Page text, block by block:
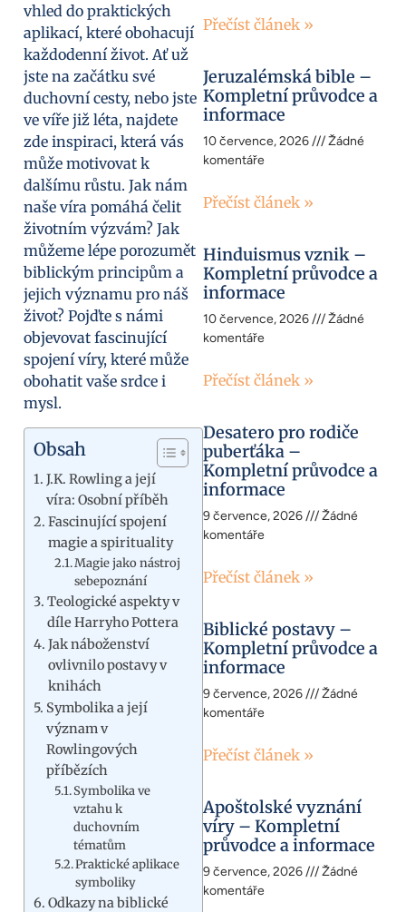
vhled do praktických
aplikací, které obohacují
každodenní život. Ať už
jste na začátku své
duchovní cesty, nebo jste
ve víře již léta, najdete
zde inspiraci, která vás
může motivovat k
dalšímu růstu. Jak nám
naše víra pomáhá čelit
životním výzvám? Jak
můžeme lépe porozumět
biblickým principům a
jejich významu pro náš
život? Pojďte s námi
objevovat fascinující
spojení víry, které může
obohatit vaše srdce i
mysl.
Obsah
J.K. Rowling a její
víra: Osobní příběh
Fascinující spojení
magie a spirituality
Magie jako nástroj
sebepoznání
Teologické aspekty v
díle Harryho Pottera
Jak náboženství
ovlivnilo postavy v
knihách
Symbolika a její
význam v
Rowlingových
příbězích
Symbolika ve
vztahu k
duchovním
tématům
Praktické aplikace
symboliky
Odkazy na biblické
Přečíst článek »
Jeruzalémská bible –
Kompletní průvodce a
informace
10 července, 2026
Žádné
komentáře
Přečíst článek »
Hinduismus vznik –
Kompletní průvodce a
informace
10 července, 2026
Žádné
komentáře
Přečíst článek »
Desatero pro rodiče
puberťáka –
Kompletní průvodce a
informace
9 července, 2026
Žádné
komentáře
Přečíst článek »
Biblické postavy –
Kompletní průvodce a
informace
9 července, 2026
Žádné
komentáře
Přečíst článek »
Apoštolské vyznání
víry – Kompletní
průvodce a informace
9 července, 2026
Žádné
komentáře